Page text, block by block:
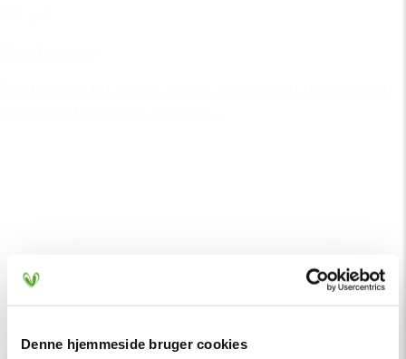
Denne hjemmeside bruger cookies